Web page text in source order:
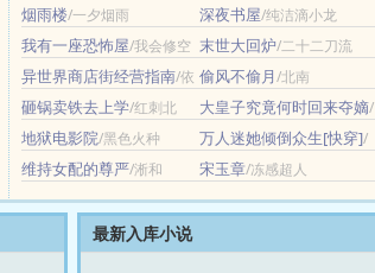
烟雨楼/一夕烟雨 深夜书屋/纯洁滴小龙
我有一座恐怖屋/我会修空
调
末世大回炉/二十二刀流
异世界商店街经营指南/依
赖糖分
偷风不偷月/北南
砸锅卖铁去上学/红刺北 大皇子究竟何时回来夺嫡/
画星河
地狱电影院/黑色火种 万人迷她倾倒众生[快穿]/
月夜笙歌
维持女配的尊严/淅和 宋玉章/冻感超人
最新入库小说